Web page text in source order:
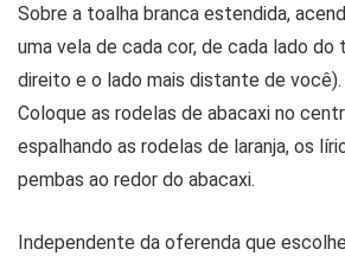
Sobre a toalha branca estendida,
uma vela de cada cor, de cada lado do
direito e o lado mais distante de você).
Coloque as rodelas de abacaxi no
espalhando as rodelas de laranja, os
pembas ao redor do abacaxi.
Independente da oferenda que